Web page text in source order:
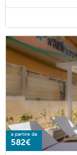
a partire da
582€